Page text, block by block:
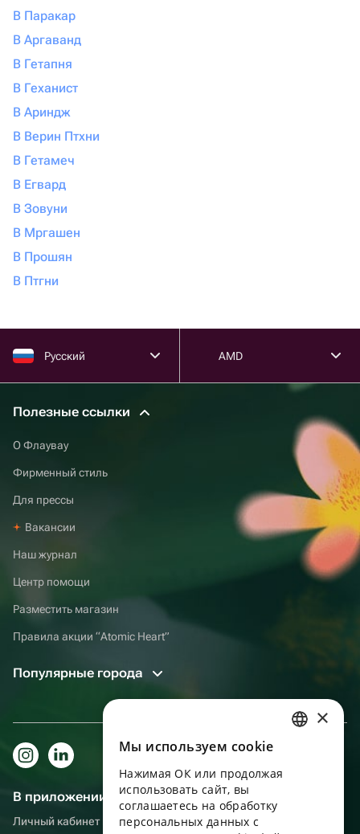
В Паракар
В Аргаванд
В Гетапня
В Геханист
В Ариндж
В Верин Птхни
В Гетамеч
В Егвард
В Зовуни
В Мргашен
В Прошян
В Птгни
Русский AMD
Полезные ссылки
О Флаувау
Фирменный стиль
Для прессы
Вакансии
Наш журнал
Центр помощи
Разместить магазин
Правила акции “Atomic Heart”
Популярные города
В приложении еще удобнее!
Личный кабинет получателя, больше бонусов за покупки и
ENGLISH
UKRAINIAN
PORTUGUESE
×
Мы используем сookie
Нажимая ОК или продолжая
использовать сайт, вы
соглашаетесь на обработку
персональных данных с